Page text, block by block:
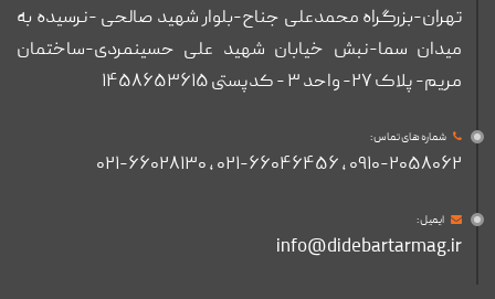
تهران-بزرگراه محمدعلی جناح-بلوار شهید صالحی -نرسیده به
میدان سما-نبش خیابان شهید علی حسینمردی-ساختمان
مریم- پلاک ۲۷- واحد ۳ - کدپستی ۱۴۵۸۶۵۳۶۱۵
شماره های تماس :
۰۹۱۰-۲۰۵۸۰۶۲ , ۰۲۱-۶۶۰۴۶۴۵۶ , ۰۲۱-۶۶۰۲۸۱۳۰
ایمیل :
info@didebartarmag.ir